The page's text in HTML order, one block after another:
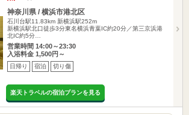
神奈川県 / 横浜市港北区
石川台駅11.83km 新横浜駅252m
新横浜駅北口徒歩3分東名横浜青葉IC約20分／第三京浜港
北IC約5分…
営業時間 14:00～23:30
入浴料金 1,500円～
日帰り 宿泊 切り傷
楽天トラベルの宿泊プランを見る